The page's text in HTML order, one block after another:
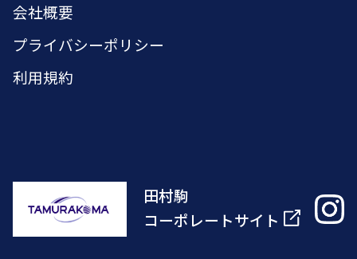
会社概要
プライバシーポリシー
利用規約
田村駒
コーポレートサイト